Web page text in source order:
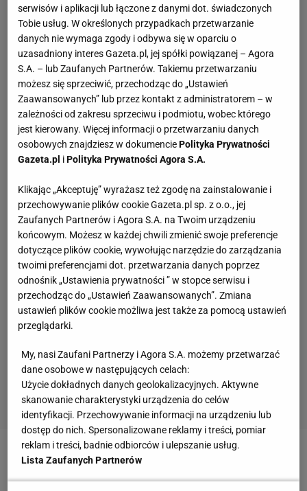
W decydującym o awansie do finału wschodu Heat
prowadzili tylko raz, w drugiej kwarcie (37:36), w
serwisów i aplikacji lub łączone z danymi dot. świadczonych
Tobie usług. W określonych przypadkach przetwarzanie
danych nie wymaga zgody i odbywa się w oparciu o
uzasadniony interes Gazeta.pl, jej spółki powiązanej – Agora
S.A. – lub Zaufanych Partnerów. Takiemu przetwarzaniu
możesz się sprzeciwić, przechodząc do „Ustawień
Zaawansowanych” lub przez kontakt z administratorem – w
zależności od zakresu sprzeciwu i podmiotu, wobec którego
jest kierowany. Więcej informacji o przetwarzaniu danych
osobowych znajdziesz w dokumenciePolityka Prywatności
Gazeta.pl iPolityka Prywatności Agora S.A.
Klikając „Akceptuję” wyrażasz też zgodę na zainstalowanie i
przechowywanie plików cookie Gazeta.pl sp. z o.o., jej
Zaufanych Partnerów i Agora S.A. na Twoim urządzeniu
końcowym. Możesz w każdej chwili zmienić swoje preferencje
dotyczące plików cookie, wywołując narzędzie do zarządzania
twoimi preferencjami dot. przetwarzania danych poprzez
odnośnik „Ustawienia prywatności ” w stopce serwisu i
przechodząc do „Ustawień Zaawansowanych”. Zmiana
ustawień plików cookie możliwa jest także za pomocą ustawień
przeglądarki.
My, nasi Zaufani Partnerzy i Agora S.A. możemy przetwarzać
dane osobowe w następujących celach:
Użycie dokładnych danych geolokalizacyjnych. Aktywne
skanowanie charakterystyki urządzenia do celów
identyfikacji. Przechowywanie informacji na urządzeniu lub
dostęp do nich. Spersonalizowane reklamy i treści, pomiar
reklam i treści, badnie odbiorców i ulepszanie usług.
Lista Zaufanych Partnerów